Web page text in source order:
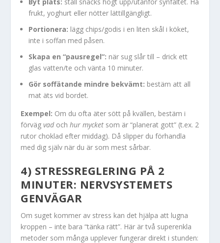
frukt, yoghurt eller nötter lättillgängligt.
Portionera: lägg chips/godis i en liten skål i köket,
inte i soffan med påsen.
Skapa en “pausregel”: när sug slår till – drick ett
glas vatten/te och vänta 10 minuter.
Gör soffätande mindre bekvämt: bestäm att all
mat äts vid bordet.
Exempel: Om du ofta äter sött på kvällen, bestäm i
förvägvadochhur mycket som är “planerat gott” (t.ex. 2
rutor choklad efter middag). Då slipper du förhandla
med dig själv när du är som mest sårbar.
4) STRESSREGLERING PÅ 2
MINUTER: NERVSYSTEMETS
GENVÄGAR
Om suget kommer av stress kan det hjälpa att lugna
kroppen – inte bara “tänka rätt”. Här är två superenkla
metoder som många upplever fungerar direkt i stunden: